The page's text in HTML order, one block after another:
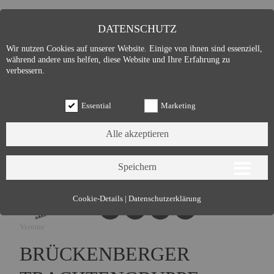
Vereine
BRÜCKENBERGER
DATENSCHUTZ
Wir nutzen Cookies auf unserer Website. Einige von ihnen sind essenziell,
während andere uns helfen, diese Website und Ihre Erfahrung zu
verbessern.
Essential Marketing
Essential (3)
Name:
Cookie Hinweis
Zweck:
Cookies:
allowCookie
Laufzeit:
3 Monate
Cookie-Details | Datenschutzerklärung